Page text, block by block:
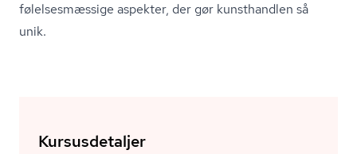
fø­lel­ses­mæs­si­ge aspekter, der gør kunsthandlen så
unik.
Kursusdetaljer